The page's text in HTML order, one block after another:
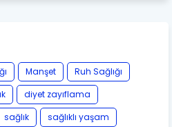
Manşet
Ruh Sağlığı
diyet zayıflama
sağlık
sağlıklı yaşam